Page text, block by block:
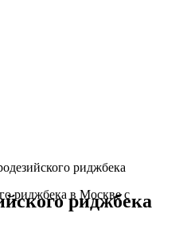
риджбека в Москве с
риджбека